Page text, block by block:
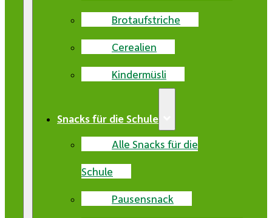
Brotaufstriche
Cerealien
Kindermüsli
Snacks für die Schule
Alle Snacks für die
Schule
Pausensnack